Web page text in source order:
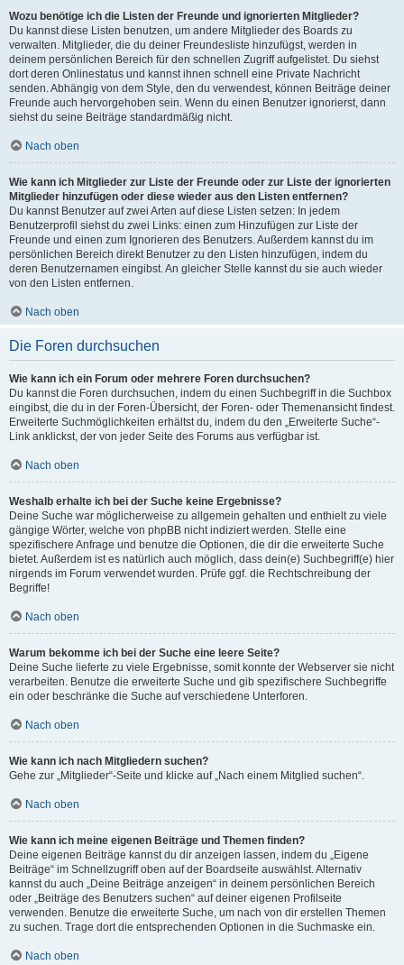
Wozu benötige ich die Listen der Freunde und ignorierten Mitglieder?
Du kannst diese Listen benutzen, um andere Mitglieder des Boards zu
verwalten. Mitglieder, die du deiner Freundesliste hinzufügst, werden in
deinem persönlichen Bereich für den schnellen Zugriff aufgelistet. Du siehst
dort deren Onlinestatus und kannst ihnen schnell eine Private Nachricht
senden. Abhängig von dem Style, den du verwendest, können Beiträge deiner
Freunde auch hervorgehoben sein. Wenn du einen Benutzer ignorierst, dann
siehst du seine Beiträge standardmäßig nicht.
Nach oben
Wie kann ich Mitglieder zur Liste der Freunde oder zur Liste der ignorierten
Mitglieder hinzufügen oder diese wieder aus den Listen entfernen?
Du kannst Benutzer auf zwei Arten auf diese Listen setzen: In jedem
Benutzerprofil siehst du zwei Links: einen zum Hinzufügen zur Liste der
Freunde und einen zum Ignorieren des Benutzers. Außerdem kannst du im
persönlichen Bereich direkt Benutzer zu den Listen hinzufügen, indem du
deren Benutzernamen eingibst. An gleicher Stelle kannst du sie auch wieder
von den Listen entfernen.
Nach oben
Die Foren durchsuchen
Wie kann ich ein Forum oder mehrere Foren durchsuchen?
Du kannst die Foren durchsuchen, indem du einen Suchbegriff in die Suchbox
eingibst, die du in der Foren-Übersicht, der Foren- oder Themenansicht findest.
Erweiterte Suchmöglichkeiten erhältst du, indem du den „Erweiterte Suche“-
Link anklickst, der von jeder Seite des Forums aus verfügbar ist.
Nach oben
Weshalb erhalte ich bei der Suche keine Ergebnisse?
Deine Suche war möglicherweise zu allgemein gehalten und enthielt zu viele
gängige Wörter, welche von phpBB nicht indiziert werden. Stelle eine
spezifischere Anfrage und benutze die Optionen, die dir die erweiterte Suche
bietet. Außerdem ist es natürlich auch möglich, dass dein(e) Suchbegriff(e) hier
nirgends im Forum verwendet wurden. Prüfe ggf. die Rechtschreibung der
Begriffe!
Nach oben
Warum bekomme ich bei der Suche eine leere Seite?
Deine Suche lieferte zu viele Ergebnisse, somit konnte der Webserver sie nicht
verarbeiten. Benutze die erweiterte Suche und gib spezifischere Suchbegriffe
ein oder beschränke die Suche auf verschiedene Unterforen.
Nach oben
Wie kann ich nach Mitgliedern suchen?
Gehe zur „Mitglieder“-Seite und klicke auf „Nach einem Mitglied suchen“.
Nach oben
Wie kann ich meine eigenen Beiträge und Themen finden?
Deine eigenen Beiträge kannst du dir anzeigen lassen, indem du „Eigene
Beiträge“ im Schnellzugriff oben auf der Boardseite auswählst. Alternativ
kannst du auch „Deine Beiträge anzeigen“ in deinem persönlichen Bereich
oder „Beiträge des Benutzers suchen“ auf deiner eigenen Profilseite
verwenden. Benutze die erweiterte Suche, um nach von dir erstellen Themen
zu suchen. Trage dort die entsprechenden Optionen in die Suchmaske ein.
Nach oben